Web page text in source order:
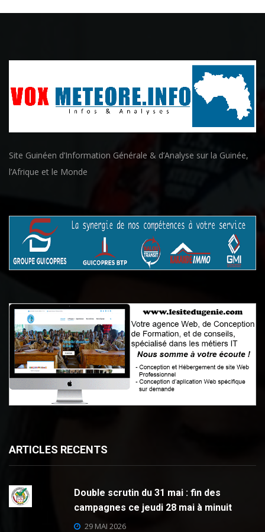
Site Guinéen d’Information Générale & d’Analyse sur la Guinée,
l’Afrique et le Monde
ARTICLES RECENTS
Double scrutin du 31 mai : fin des
campagnes ce jeudi 28 mai à minuit
29 MAI 2026